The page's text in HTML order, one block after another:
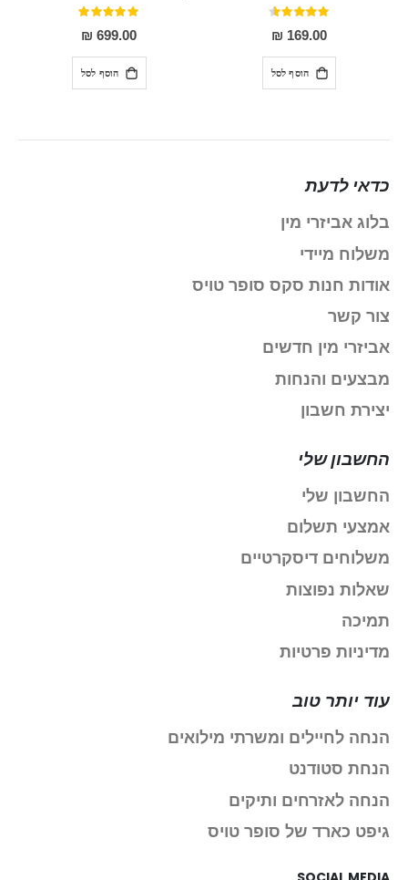
דירוג:
91%
169.00 ₪
הוסף לסל
דירוג:
100%
699.00 ₪
הוסף לסל
כדאי לדעת
בלוג אביזרי מין
משלוח מיידי
אודות חנות סקס סופר טויס
צור קשר
אביזרי מין חדשים
מבצעים והנחות
יצירת חשבון
החשבון שלי
החשבון שלי
אמצעי תשלום
משלוחים דיסקרטיים
שאלות נפוצות
תמיכה
מדיניות פרטיות
עוד יותר טוב
הנחה לחיילים ומשרתי מילואים
הנחת סטודנט
הנחה לאזרחים ותיקים
גיפט כארד של סופר טויס